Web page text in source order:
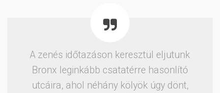
A zenés időtazáson keresztül eljutunk
Bronx leginkább csatatérre hasonlító
utcáira, ahol néhány kölyök úgy dönt,